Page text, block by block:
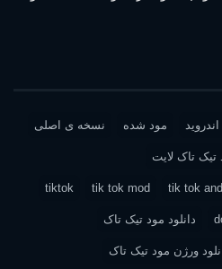
مود شده نسخه ی اصلی
تیک تاک لایت
tik tok
tik tok mod
tiktok
دانلود مود تیک تاک
ورژن مود تیک تاک